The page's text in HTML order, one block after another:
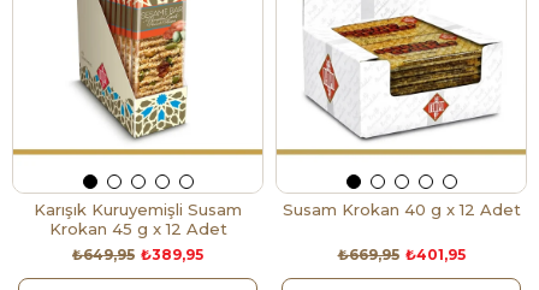
Karışık Kuruyemişli Susam
Krokan 45 g x 12 Adet
₺389,95
₺649,95
Susam Krokan 40 g x 12 Adet
₺401,95
₺669,95